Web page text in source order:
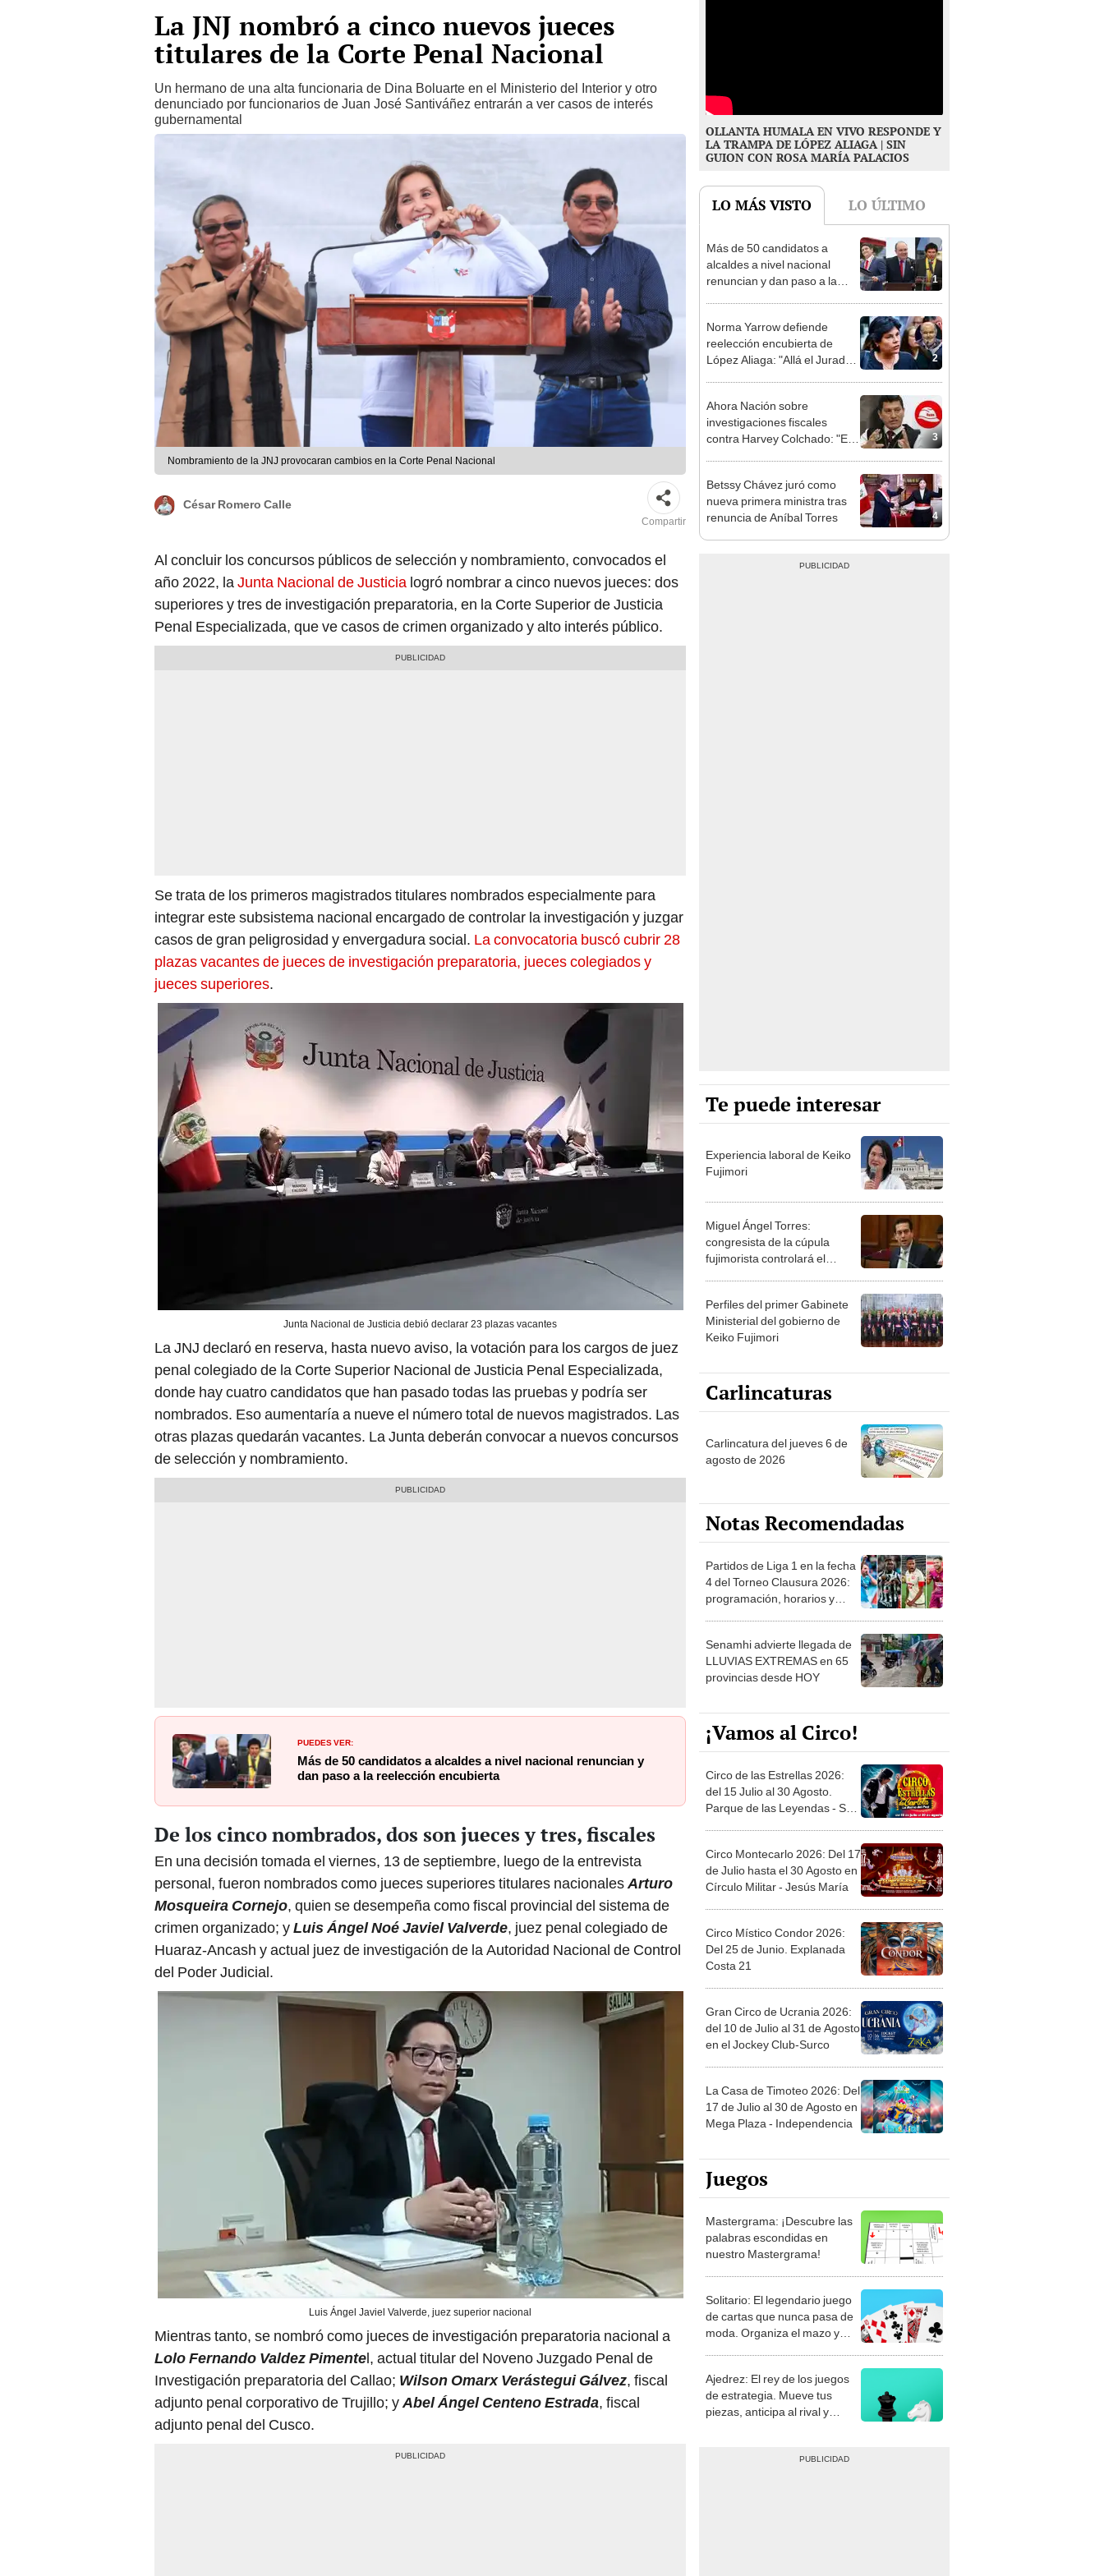
La JNJ nombró a cinco nuevos jueces
titulares de la Corte Penal Nacional
Un hermano de una alta funcionaria de Dina Boluarte en el Ministerio del Interior y otro
denunciado por funcionarios de Juan José Santiváñez entrarán a ver casos de interés
gubernamental
Nombramiento de la JNJ provocaran cambios en la Corte Penal Nacional
César Romero Calle
Compartir
Al concluir los concursos públicos de selección y nombramiento, convocados el
año 2022, laJunta Nacional de Justicia logró nombrar a cinco nuevos jueces: dos
superiores y tres de investigación preparatoria, en la Corte Superior de Justicia
Penal Especializada, que ve casos de crimen organizado y alto interés público.
Se trata de los primeros magistrados titulares nombrados especialmente para
integrar este subsistema nacional encargado de controlar la investigación y juzgar
casos de gran peligrosidad y envergadura social. La convocatoria buscó cubrir 28
plazas vacantes de jueces de investigación preparatoria, jueces colegiados y
jueces superiores.
Junta Nacional de Justicia debió declarar 23 plazas vacantes
La JNJ declaró en reserva, hasta nuevo aviso, la votación para los cargos de juez
penal colegiado de la Corte Superior Nacional de Justicia Penal Especializada,
donde hay cuatro candidatos que han pasado todas las pruebas y podría ser
nombrados. Eso aumentaría a nueve el número total de nuevos magistrados. Las
otras plazas quedarán vacantes. La Junta deberán convocar a nuevos concursos
de selección y nombramiento.
PUEDES VER:
Más de 50 candidatos a alcaldes a nivel nacional renuncian y
dan paso a la reelección encubierta
De los cinco nombrados, dos son jueces y tres, fiscales
En una decisión tomada el viernes, 13 de septiembre, luego de la entrevista
personal, fueron nombrados como jueces superiores titulares nacionalesArturo
Mosqueira Cornejo, quien se desempeña como fiscal provincial del sistema de
crimen organizado; yLuis Ángel Noé Javiel Valverde, juez penal colegiado de
Huaraz-Ancash y actual juez de investigación de la Autoridad Nacional de Control
del Poder Judicial.
Luis Ángel Javiel Valverde, juez superior nacional
Mientras tanto, se nombró como jueces de investigación preparatoria nacional a
Lolo Fernando Valdez Pimentel, actual titular del Noveno Juzgado Penal de
Investigación preparatoria del Callao; Wilson Omarx Verástegui Gálvez, fiscal
adjunto penal corporativo de Trujillo; yAbel Ángel Centeno Estrada, fiscal
adjunto penal del Cusco.
OLLANTA HUMALA EN VIVO RESPONDE Y
LA TRAMPA DE LÓPEZ ALIAGA | SIN
GUION CON ROSA MARÍA PALACIOS
LO MÁS VISTO LO ÚLTIMO
1
Más de 50 candidatos a
alcaldes a nivel nacional
renuncian y dan paso a la
2
Norma Yarrow defiende
reelección encubierta de
López Aliaga: "Allá el Jurado
3
Ahora Nación sobre
investigaciones fiscales
contra Harvey Colchado: "El
4
Betssy Chávez juró como
nueva primera ministra tras
renuncia de Aníbal Torres
Te puede interesar
Experiencia laboral de Keiko
Fujimori
Miguel Ángel Torres:
congresista de la cúpula
fujimorista controlará el
Perfiles del primer Gabinete
Ministerial del gobierno de
Keiko Fujimori
Carlincaturas
Carlincatura del jueves 6 de
agosto de 2026
Notas Recomendadas
Partidos de Liga 1 en la fecha
4 del Torneo Clausura 2026:
programación, horarios y
Senamhi advierte llegada de
LLUVIAS EXTREMAS en 65
provincias desde HOY
¡Vamos al Circo!
Circo de las Estrellas 2026:
del 15 Julio al 30 Agosto.
Parque de las Leyendas - San
Circo Montecarlo 2026: Del 17
de Julio hasta el 30 Agosto en
Círculo Militar - Jesús María
Circo Místico Condor 2026:
Del 25 de Junio. Explanada
Costa 21
Gran Circo de Ucrania 2026:
del 10 de Julio al 31 de Agosto
en el Jockey Club-Surco
La Casa de Timoteo 2026: Del
17 de Julio al 30 de Agosto en
Mega Plaza - Independencia
Juegos
Mastergrama: ¡Descubre las
palabras escondidas en
nuestro Mastergrama!
Solitario: El legendario juego
de cartas que nunca pasa de
moda. Organiza el mazo y
Ajedrez: El rey de los juegos
de estrategia. Mueve tus
piezas, anticipa al rival y